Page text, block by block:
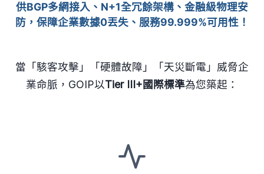
供BGP多網接入、N+1全冗餘架構、金融級物理安
防，保障企業數據0丟失、服務99.999%可用性！
當「駭客攻擊」「硬體故障」「天災斷電」威脅企
業命脈，GOIP以Tier III+國際標準為您築起：